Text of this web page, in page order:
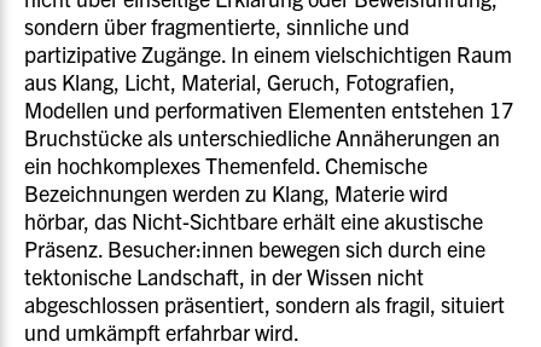
sondern über fragmentierte, sinnliche und
partizipative Zugänge. In einem vielschichtigen Raum
aus Klang, Licht, Material, Geruch, Fotografien,
Modellen und performativen Elementen entstehen 17
Bruchstücke als unterschiedliche Annäherungen an
ein hochkomplexes Themenfeld. Chemische
Bezeichnungen werden zu Klang, Materie wird
hörbar, das Nicht-Sichtbare erhält eine akustische
Präsenz. Besucher:innen bewegen sich durch eine
tektonische Landschaft, in der Wissen nicht
abgeschlossen präsentiert, sondern als fragil, situiert
und umkämpft erfahrbar wird.